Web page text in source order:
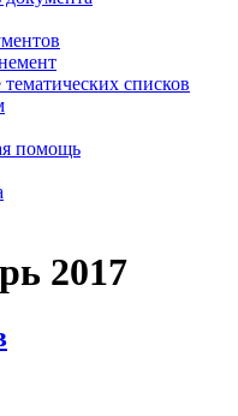
списков
помощь
2017